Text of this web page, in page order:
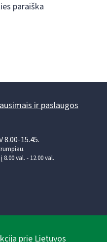
paraiška
ir paslaugos
8.00-15.45.
val. - 12.00 val.
prie Lietuvos